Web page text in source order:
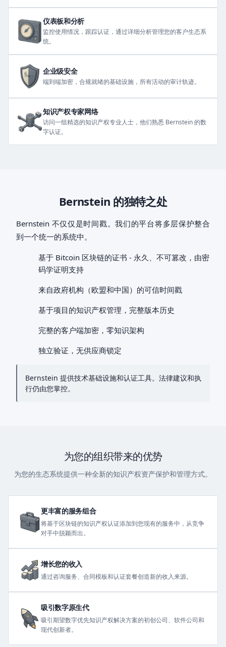
仪表板和分析
监控使用情况，跟踪认证，通过详细分析管理您的客户生态系
统。
企业级安全
端到端加密，合规就绪的基础设施，所有活动的审计轨迹。
知识产权专家网络
访问一组精选的知识产权专业人士，他们熟悉 Bernstein 的数
字认证。
Bernstein 的独特之处
Bernstein 不仅仅是时间戳。我们的平台将多层保护整合
到一个统一的系统中。
基于 Bitcoin 区块链的证书 - 永久、不可篡改，由密
码学证明支持
来自政府机构（欧盟和中国）的可信时间戳
基于项目的知识产权管理，完整版本历史
完整的客户端加密，零知识架构
独立验证，无供应商锁定
Bernstein 提供技术基础设施和认证工具。法律建议和执
行仍由您掌控。
为您的组织带来的优势
为您的生态系统提供一种全新的知识产权资产保护和管理方式。
更丰富的服务组合
将基于区块链的知识产权认证添加到您现有的服务中，从竞争
对手中脱颖而出。
增长您的收入
通过咨询服务、合同模板和认证套餐创造新的收入来源。
吸引数字原生代
吸引期望数字优先知识产权解决方案的初创公司、软件公司和
现代创新者。